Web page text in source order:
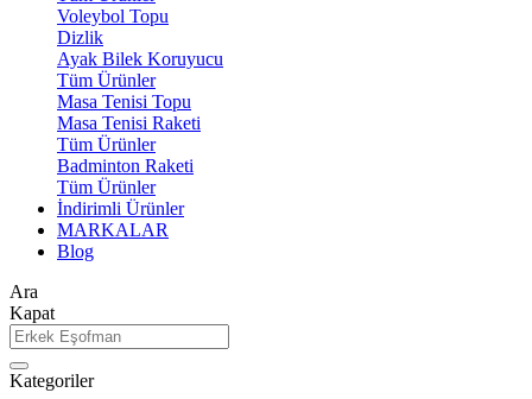
Voleybol Topu
Dizlik
Ayak Bilek Koruyucu
Tüm Ürünler
Masa Tenisi Topu
Masa Tenisi Raketi
Tüm Ürünler
Badminton Raketi
Tüm Ürünler
İndirimli Ürünler
MARKALAR
Blog
Ara
Kapat
Kategoriler